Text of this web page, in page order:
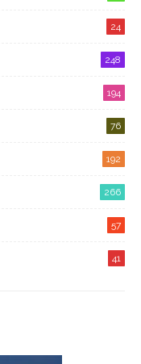
24
248
194
76
192
266
57
41